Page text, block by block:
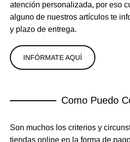
atención personalizada, por eso
alguno de nuestros artículos te
y plazo de entrega.
INFÓRMATE AQUÍ
Como Puedo
Son muchos los criterios y
tiendas online en la forma de